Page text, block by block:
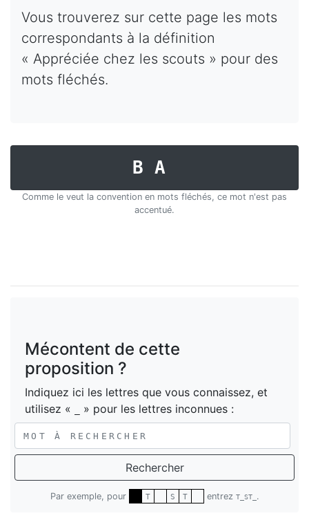
Vous trouverez sur cette page les mots
correspondants à la définition
« Appréciée chez les scouts » pour des
mots fléchés.
BA
Comme le veut la convention en mots fléchés, ce mot n'est pas
accentué.
Mécontent de cette
proposition ?
Indiquez ici les lettres que vous connaissez, et
utilisez «
» pour les lettres inconnues :
Rechercher
Par exemple, pour T S T entrez T_ST_ .